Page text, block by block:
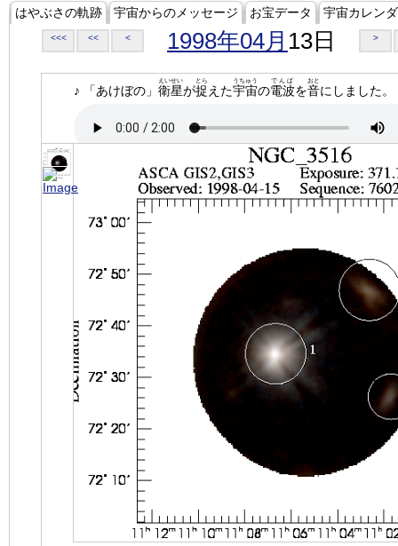
はやぶさの軌跡 宇宙からのメッセージ お宝データ 宇宙カレン
<<< << < 1998年04月 13日 >
♪ 「あけぼの」 衛星
えいせい
が捉
とら
えた宇宙
うちゅう
の電波
でんぱ
を音
おと
にしました。